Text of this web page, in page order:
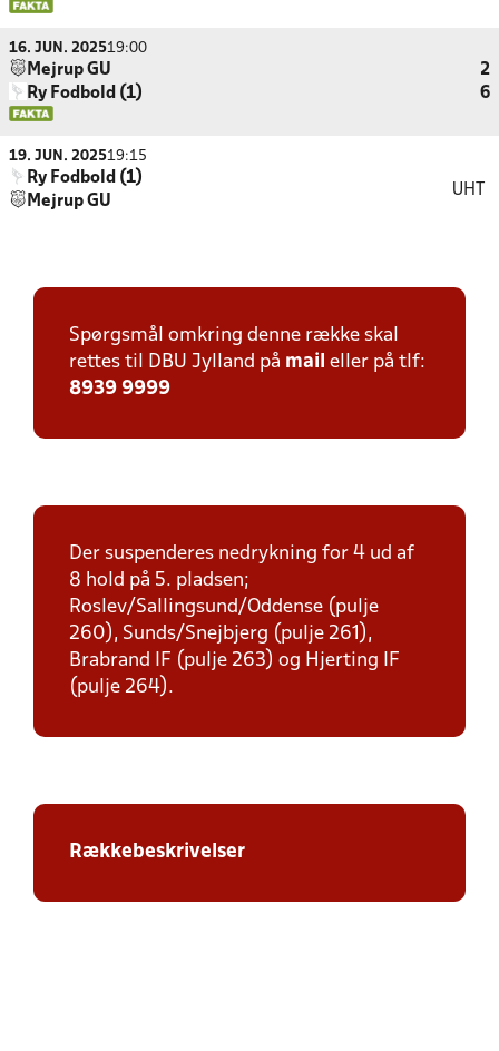
16. JUN. 202519:00
Mejrup GU
2
Ry Fodbold (1)
6
19. JUN. 202519:15
Ry Fodbold (1)
Mejrup GU
UHT
Spørgsmål omkring denne række skal
rettes til DBU Jylland på mail eller på tlf:
8939 9999
Der suspenderes nedrykning for 4 ud af
8 hold på 5. pladsen;
Roslev/Sallingsund/Oddense (pulje
260), Sunds/Snejbjerg (pulje 261),
Brabrand IF (pulje 263) og Hjerting IF
(pulje 264).
Rækkebeskrivelser